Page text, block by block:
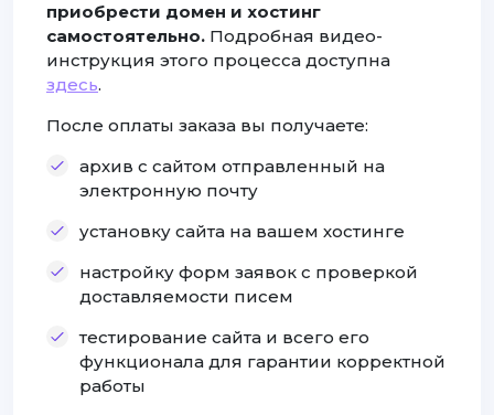
приобрести домен и хостинг
самостоятельно. Подробная видео-
инструкция этого процесса доступна
здесь.
После оплаты заказа вы получаете:
архив с сайтом отправленный на
электронную почту
установку сайта на вашем хостинге
настройку форм заявок с проверкой
доставляемости писем
тестирование сайта и всего его
функционала для гарантии корректной
работы